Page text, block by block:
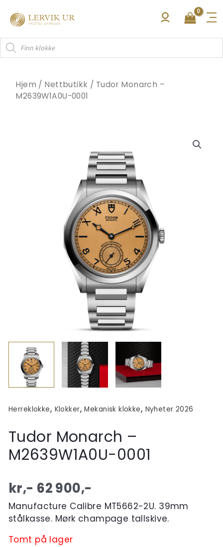
rett
innholdet
Products
search
Hjem / Nettbutikk / Tudor Monarch –
M2639W1A0U-0001
Herreklokke, Klokker,Mekanisk klokke, Nyheter 2026
Tudor Monarch –
M2639W1A0U-0001
kr,- 62 900,-
Manufacture Calibre MT5662-2U. 39mm
stålkasse. Mørk champage tallskive.
Tomt på lager